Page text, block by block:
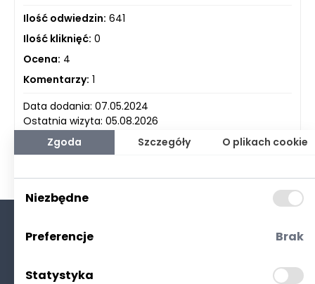
Ilość odwiedzin: 641
Ilość kliknięć: 0
Ocena: 4
Komentarzy: 1
Data dodania: 07.05.2024
Ostatnia wizyta: 05.08.2026
Zgoda Szczegóły O plikach cookie
Niezbędne
Preferencje Brak
Statystyka